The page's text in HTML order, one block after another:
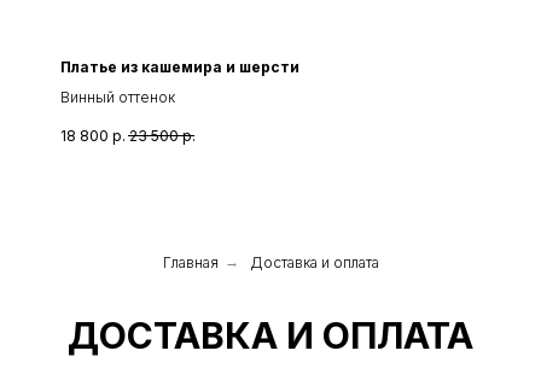
Платье из кашемира и шерсти
Винный оттенок
18 800 р. 23 500 р.
Главная → Доставка и оплата
ДОСТАВКА И ОПЛАТА